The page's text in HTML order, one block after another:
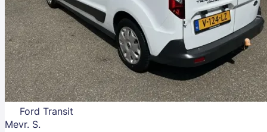
Ford Transit
Mevr. S.